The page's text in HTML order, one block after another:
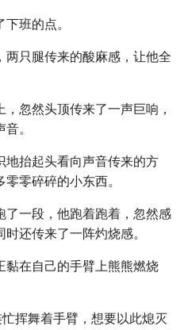
班的点。
只腿传来的酸麻感，让他全
忽然头顶传来了一声巨响，
。
地抬起头看向声音传来的方
零碎碎的小东西。
了一段，他跑着跑着，忽然感
还传来了一阵灼烧感。
黏在自己的手臂上熊熊燃烧
挥舞着手臂，想要以此熄灭